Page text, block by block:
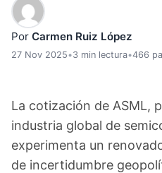
Por Carmen Ruiz López
27 Nov 2025•3 min lectura•466
La cotización de ASML,
industria global de
experimenta un
de incertidumbre